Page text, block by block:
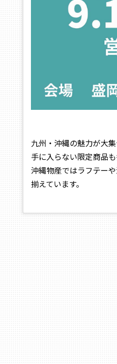
九州・沖縄の魅力が大
手に入らない限定商品も
沖縄物産ではラフテー
揃えています。